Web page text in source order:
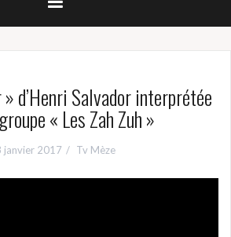
» d’Henri Salvador interprétée
« Les Zah Zuh »
janvier 2017 Tv Mèze